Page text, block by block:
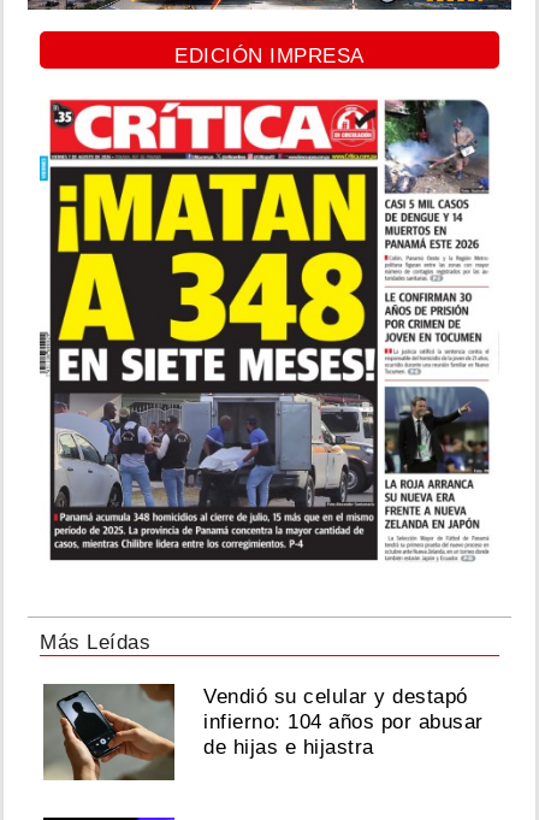
EDICIÓN IMPRESA
Más Leídas
Vendió su celular y destapó
infierno: 104 años por abusar
de hijas e hijastra